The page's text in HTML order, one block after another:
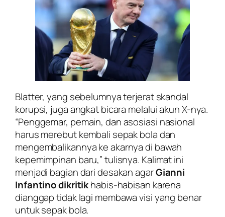
Blatter, yang sebelumnya terjerat skandal
korupsi, juga angkat bicara melalui akun X-nya.
“Penggemar, pemain, dan asosiasi nasional
harus merebut kembali sepak bola dan
mengembalikannya ke akarnya di bawah
kepemimpinan baru,” tulisnya. Kalimat ini
menjadi bagian dari desakan agarGianni
Infantino dikritikhabis-habisan karena
dianggap tidak lagi membawa visi yang benar
untuk sepak bola.